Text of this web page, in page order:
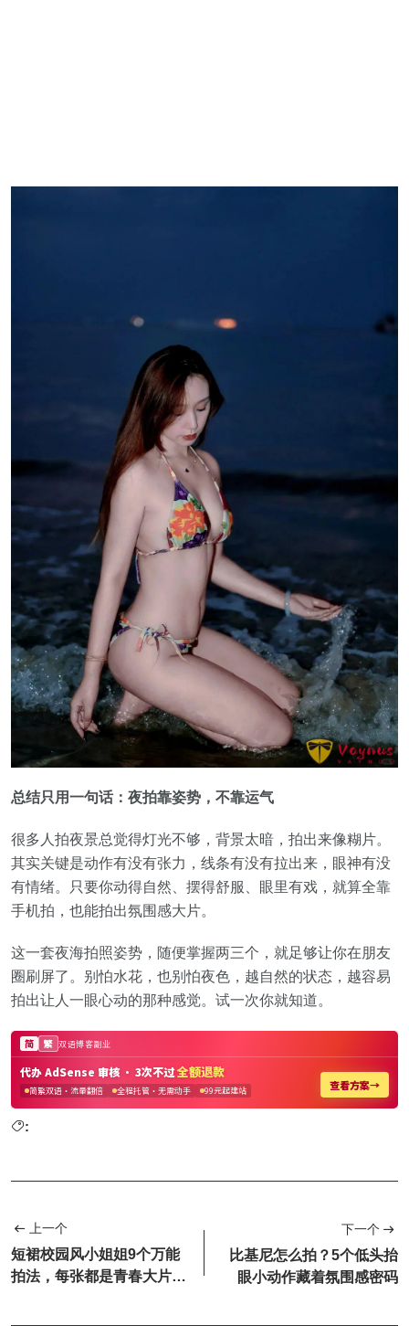
总结只用一句话：夜拍靠姿势，不靠运气
很多人拍夜景总觉得灯光不够，背景太暗，拍出来像糊片。
其实关键是动作有没有张力，线条有没有拉出来，眼神有没
有情绪。只要你动得自然、摆得舒服、眼里有戏，就算全靠
手机拍，也能拍出氛围感大片。
这一套夜海拍照姿势，随便掌握两三个，就足够让你在朋友
圈刷屏了。别怕水花，也别怕夜色，越自然的状态，越容易
拍出让人一眼心动的那种感觉。试一次你就知道。
:
上一个
短裙校园风小姐姐9个万能
拍法，每张都是青春大片既
下一个
比基尼怎么拍？5个低头抬
眼小动作藏着氛围感密码